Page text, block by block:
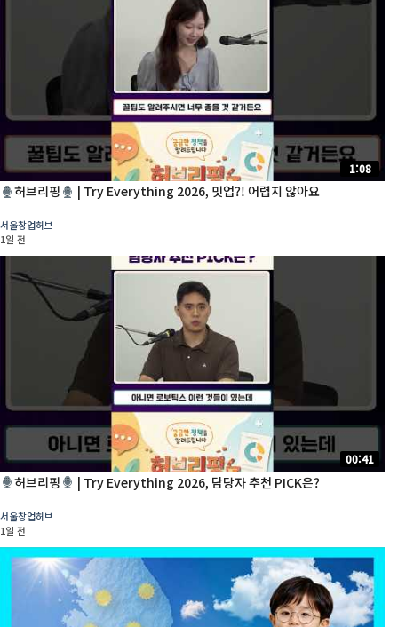
1:08
허브리핑 | Try Everything 2026, 밋업?! 어렵지 않아요
서울창업허브
1일 전
00:41
허브리핑 | Try Everything 2026, 담당자 추천 PICK은?
서울창업허브
1일 전